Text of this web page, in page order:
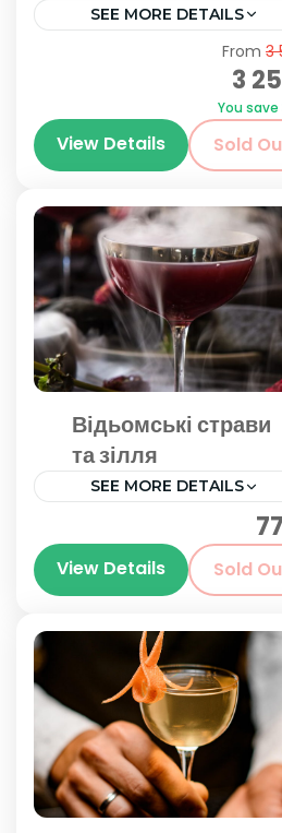
SEE MORE DETAILS
From 3
3
You save
View Details Sold
Відьомські страви
та зілля
SEE MORE DETAILS
View Details Sold